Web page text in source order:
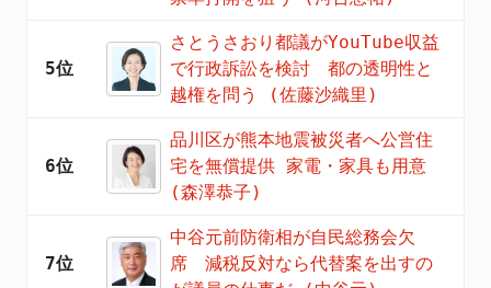
5位
さとうさおり都議がYouTube収益
で行政訴訟を検討 都の透明性と
越権を問う (佐藤沙織里)
6位
品川区が熊本地震被災者へ公営住
宅を無償提供 家電・家具も用意
(森澤恭子)
7位
中谷元前防衛相が自民総務会欠
席 減税反対なら代替案を出すの